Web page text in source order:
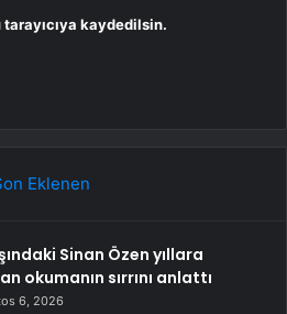
kaydedilsin.
Eklenen
Sinan Özen yıllara
okumanın sırrını anlattı
6, 2026